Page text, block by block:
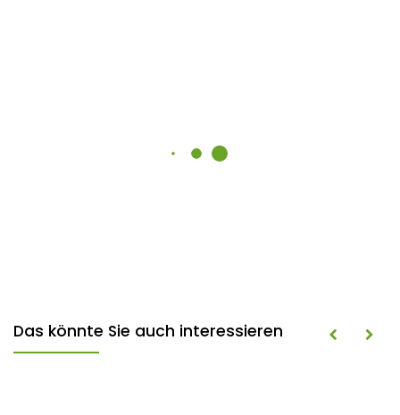
Das könnte Sie auch interessieren